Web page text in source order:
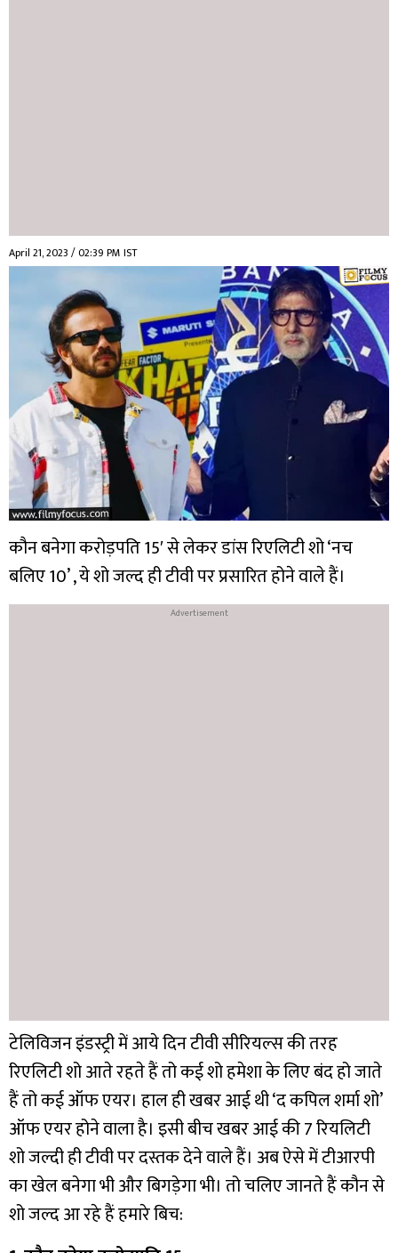
April 21, 2023 / 02:39 PM IST
कौन बनेगा करोड़पति 15′ से लेकर डांस रिएलिटी शो ‘नच
बलिए 10’ , ये शो जल्द ही टीवी पर प्रसारित होने वाले हैं।
टेलिविजन इंडस्ट्री में आये दिन टीवी सीरियल्स की तरह
रिएलिटी शो आते रहते हैं तो कई शो हमेशा के लिए बंद हो जाते
हैं तो कई ऑफ एयर। हाल ही खबर आई थी ‘द कपिल शर्मा शो’
ऑफ एयर होने वाला है। इसी बीच खबर आई की 7 रियलिटी
शो जल्दी ही टीवी पर दस्तक देने वाले हैं। अब ऐसे में टीआरपी
का खेल बनेगा भी और बिगड़ेगा भी। तो चलिए जानते हैं कौन से
शो जल्द आ रहे हैं हमारे बिच: